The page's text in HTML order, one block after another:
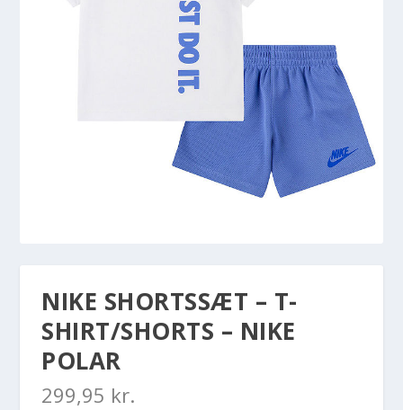
NIKE SHORTSSÆT – T-
SHIRT/SHORTS – NIKE
POLAR
299,95 kr.